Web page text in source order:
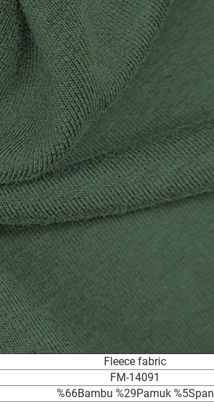
Fleece fabric
FM-14091
%66Bambu %29Pamuk %5Span